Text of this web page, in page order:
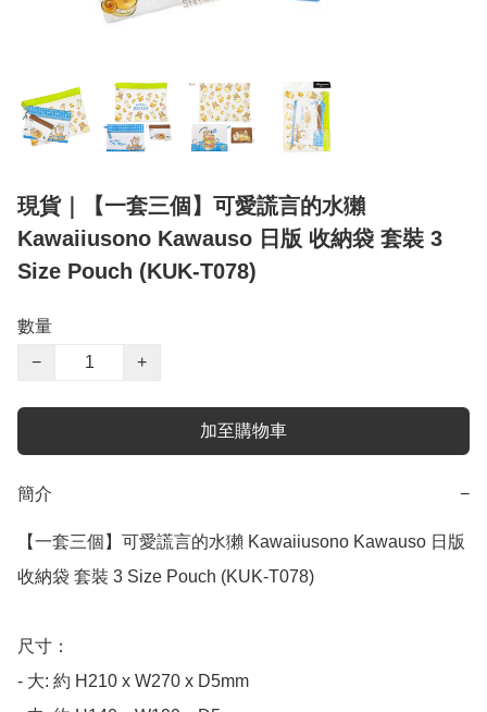
現貨｜【一套三個】可愛謊言的水獺
Kawaiiusono Kawauso 日版 收納袋 套裝 3
Size Pouch (KUK-T078)
數量
−
+
加至購物車
簡介 −
【一套三個】可愛謊言的水獺 Kawaiiusono Kawauso 日版
收納袋 套裝 3 Size Pouch (KUK-T078)
尺寸：
- 大: 約 H210 x W270 x D5mm